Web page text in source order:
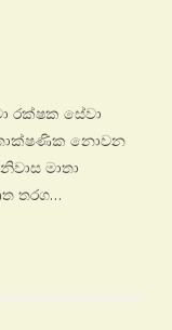
රක්ෂක සේවා
තාක්ෂණික නොවන
මාතා
තරග…